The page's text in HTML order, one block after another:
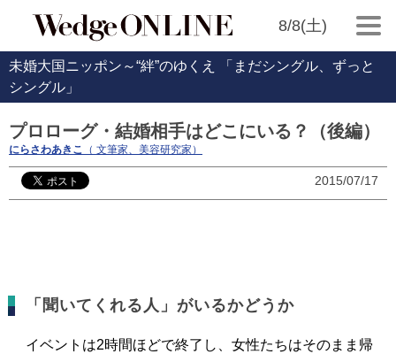
8/8(土)
未婚大国ニッポン～“絆”のゆくえ 「まだシングル、ずっと
シングル」
プロローグ・結婚相手はどこにいる？（後編）
にらさわあきこ （ 文筆家、美容研究家）
2015/07/17
「聞いてくれる人」がいるかどうか
イベントは2時間ほどで終了し、女性たちはそのまま帰